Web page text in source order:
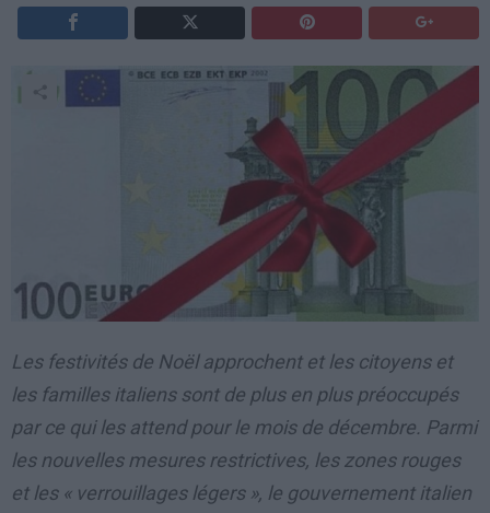
Les festivités de Noël approchent et les citoyens et
les familles italiens sont de plus en plus préoccupés
par ce qui les attend pour le mois de décembre. Parmi
les nouvelles mesures restrictives, les zones rouges
et les « verrouillages légers », le gouvernement italien